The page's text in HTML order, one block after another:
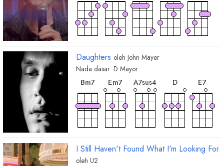
A
A#
chord
F
chord
Daughters oleh John Mayer
Nada dasar: D Mayor
Bm7
chord
Em7
chord
A7sus4 D
E7
D9
chord
2
Gm7
chord
Dmaj7
chord
Dsus2
chord
C7sus4
I Still Haven't Found What I'm Looking For
oleh U2